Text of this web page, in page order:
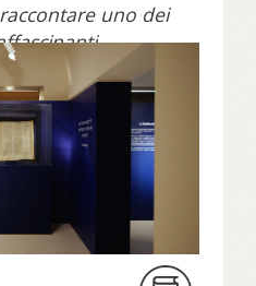
uno dei
matrimonio.
ebraico”,
Reichel e Amedeo
dall’Architetto
voluto
una mostra che